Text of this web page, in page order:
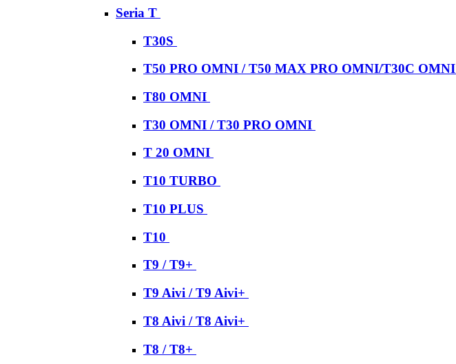
Seria T
T30S
T50 PRO OMNI / T50 MAX PRO OMNI/T30C OMNI
T80 OMNI
T30 OMNI / T30 PRO OMNI
T 20 OMNI
T10 TURBO
T10 PLUS
T10
T9 / T9+
T9 Aivi / T9 Aivi+
T8 Aivi / T8 Aivi+
T8 / T8+